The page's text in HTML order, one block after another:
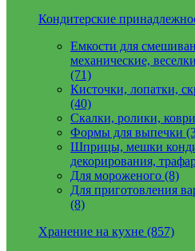
Кондитерские
Емкости для
механические,
(71)
Кисточки, лопатки,
(40)
Скалки, ролики,
Формы для выпечки
Шприцы, мешки
декорирования,
Для мороженого (8)
Для приготовления
(8)
Хранение на кухне (857)